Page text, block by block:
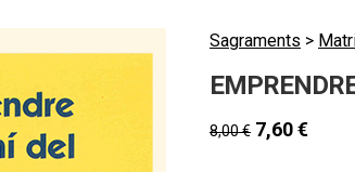
Sagraments >
8,00€ 7,60€